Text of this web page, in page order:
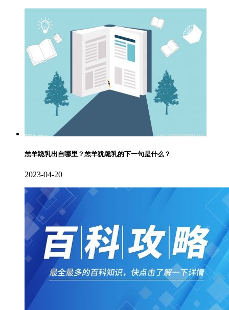
羔羊跪乳出自哪里？羔羊犹跪乳的下一句是什么？
2023-04-20